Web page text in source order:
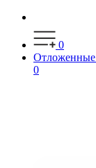
0
Отложенные
0